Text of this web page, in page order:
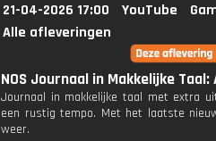
21-04-2026 17:00 YouTube
Alle afleveringen
NOS Journaal in Makkelijke
Journaal in makkelijke taal met extra
een rustig tempo. Met het laatste
weer.